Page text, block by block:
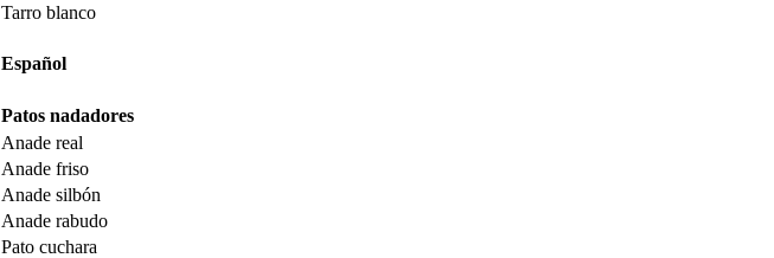
Tarro blanco
Español
Patos nadadores
Anade real
Anade friso
Anade silbón
Anade rabudo
Pato cuchara